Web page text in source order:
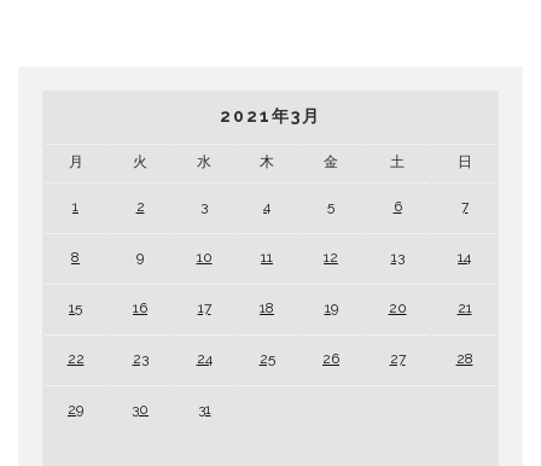
2021年3月
月 火 水 木 金 土 日
1 2 3 4 5 6 7
8 9 10 11 12 13 14
15 16 17 18 19 20 21
22 23 24 25 26 27 28
29 30 31